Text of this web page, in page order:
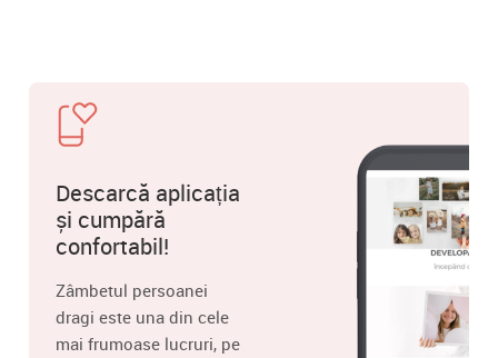
Descarcă aplicația
și cumpără
confortabil!
Zâmbetul persoanei
dragi este una din cele
mai frumoase lucruri, pe